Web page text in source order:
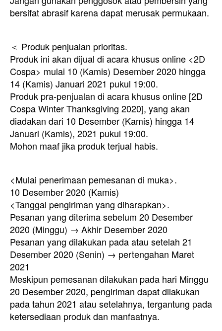
bersifat abrasif karena dapat merusak permukaan.
＜ Produk penjualan prioritas.
Produk ini akan dijual di acara khusus online <2D
Cospa> mulai 10 (Kamis) Desember 2020 hingga
14 (Kamis) Januari 2021 pukul 19:00.
Produk pra-penjualan di acara khusus online [2D
Cospa Winter Thanksgiving 2020], yang akan
diadakan dari 10 Desember (Kamis) hingga 14
Januari (Kamis), 2021 pukul 19:00.
Mohon maaf jika produk terjual habis.
<Mulai penerimaan pemesanan di muka>.
10 Desember 2020 (Kamis)
<Tanggal pengiriman yang diharapkan>.
Pesanan yang diterima sebelum 20 Desember
2020 (Minggu) → Akhir Desember 2020
Pesanan yang dilakukan pada atau setelah 21
Desember 2020 (Senin) → pertengahan Maret
2021
Meskipun pemesanan dilakukan pada hari Minggu
20 Desember 2020, pengiriman dapat dilakukan
pada tahun 2021 atau setelahnya, tergantung pada
ketersediaan produk dan manfaatnya.